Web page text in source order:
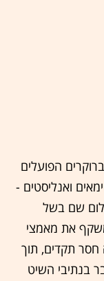
הפועלים
ואנליסטים -
שם בשל
את מאמצי
חסר תקדים, תוך
בנתיבי השיט